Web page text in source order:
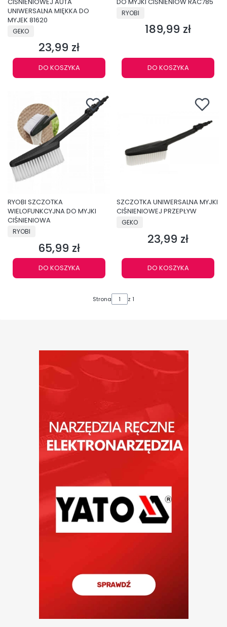
UNIWERSALNA MIĘKKA DO
MYJEK 81620
PRODUCENT
GEKO
Cena
23,99 zł
DO KOSZYKA
PRODUCENT
RYOBI
Cena
189,99 zł
DO KOSZYKA
RYOBI SZCZOTKA
WIELOFUNKCYJNA DO MYJKI
CIŚNIENIOWA
PRODUCENT
RYOBI
Cena
65,99 zł
DO KOSZYKA
SZCZOTKA UNIWERSALNA MYJKI
CIŚNIENIOWEJ PRZEPŁYW
PRODUCENT
GEKO
Cena
23,99 zł
DO KOSZYKA
Strona z 1